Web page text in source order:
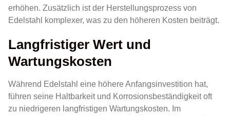
erhöhen. Zusätzlich ist der Herstellungsprozess von
Edelstahl komplexer, was zu den höheren Kosten beiträgt.
Langfristiger Wert und
Wartungskosten
Während Edelstahl eine höhere Anfangsinvestition hat,
führen seine Haltbarkeit und Korrosionsbeständigkeit oft
zu niedrigeren langfristigen Wartungskosten. Im